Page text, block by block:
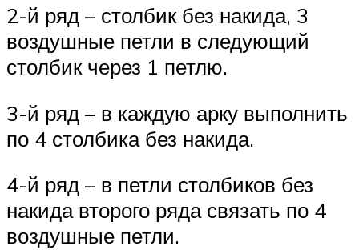
2-й ряд – столбик без накида, 3
воздушные петли в следующий
столбик через 1 петлю.
3-й ряд – в каждую арку выполнить
по 4 столбика без накида.
4-й ряд – в петли столбиков без
накида второго ряда связать по 4
воздушные петли.